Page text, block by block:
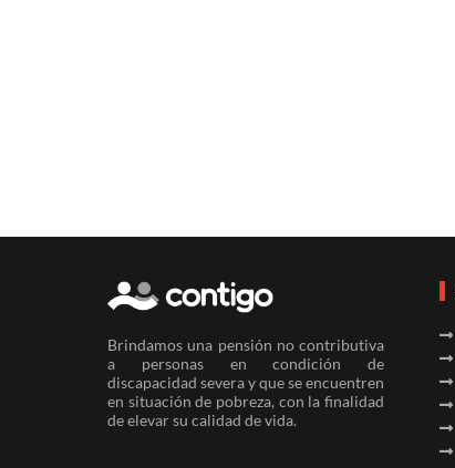
Brindamos una pensión no contributiva
a personas en condición de
discapacidad severa y que se encuentren
en situación de pobreza, con la finalidad
de elevar su calidad de vida.